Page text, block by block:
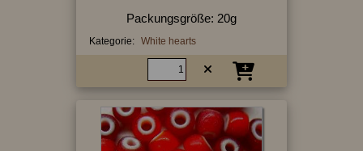
Packungsgröße: 20g
Kategorie: White hearts